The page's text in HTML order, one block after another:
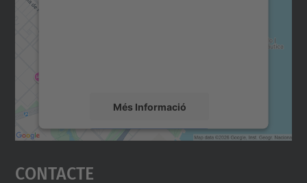
Més Informació
Accepta
powered by
Contacte